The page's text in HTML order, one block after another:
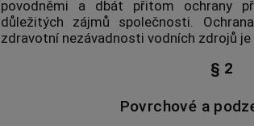
povodněmi a dbát přitom ochrany
důležitých zájmů společnosti.
zdravotní nezávadnosti vodních zdrojů je
§ 2
Povrchové a